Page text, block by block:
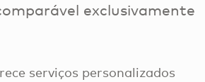
exclusivamente
serviços personalizados